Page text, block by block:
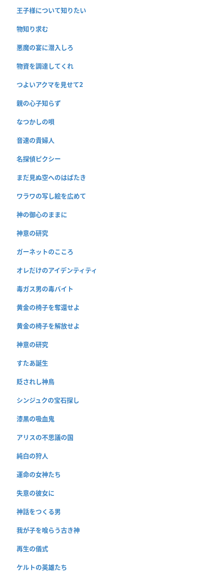
王子様について知りたい
物知り求む
悪魔の宴に潜入しろ
物資を調達してくれ
つよいアクマを見せて2
親の心子知らず
なつかしの唄
音速の貴婦人
名探偵ピクシー
まだ見ぬ空へのはばたき
ワラワの写し絵を広めて
神の御心のままに
神意の研究
ガーネットのこころ
オレだけのアイデンティティ
毒ガス男の毒バイト
黄金の椅子を奪還せよ
黄金の椅子を解放せよ
神意の研究
すたあ誕生
貶されし神鳥
シンジュクの宝石探し
漆黒の吸血鬼
アリスの不思議の国
純白の狩人
運命の女神たち
失意の彼女に
神話をつくる男
我が子を喰らう古き神
再生の儀式
ケルトの英雄たち